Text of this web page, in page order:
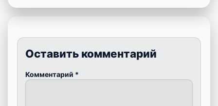
Оставить комментарий
Комментарий *